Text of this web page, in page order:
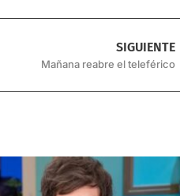
SIGUIENTE
Mañana reabre el teleférico